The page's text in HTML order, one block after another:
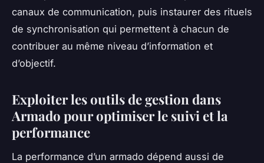
canaux de communication, puis instaurer des rituels
de synchronisation qui permettent à chacun de
contribuer au même niveau d’information et
d’objectif.
Exploiter les outils de gestion dans
Armado pour optimiser le suivi et la
performance
La performance d’un armado dépend aussi de